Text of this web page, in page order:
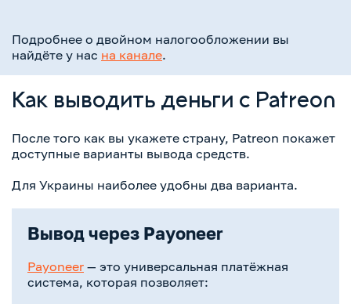
Подробнее о двойном налогообложении вы
найдёте у нас на канале.
Как выводить деньги с Patreon
После того как вы укажете страну, Patreon покажет
доступные варианты вывода средств.
Для Украины наиболее удобны два варианта.
Вывод через Payoneer
Payoneer — это универсальная платёжная
система, которая позволяет: